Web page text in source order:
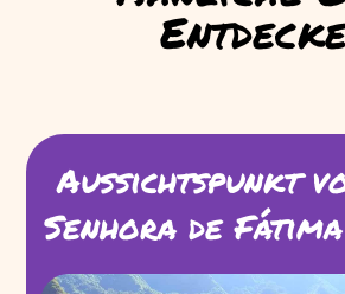
Aussichtspunkt
Senhora de